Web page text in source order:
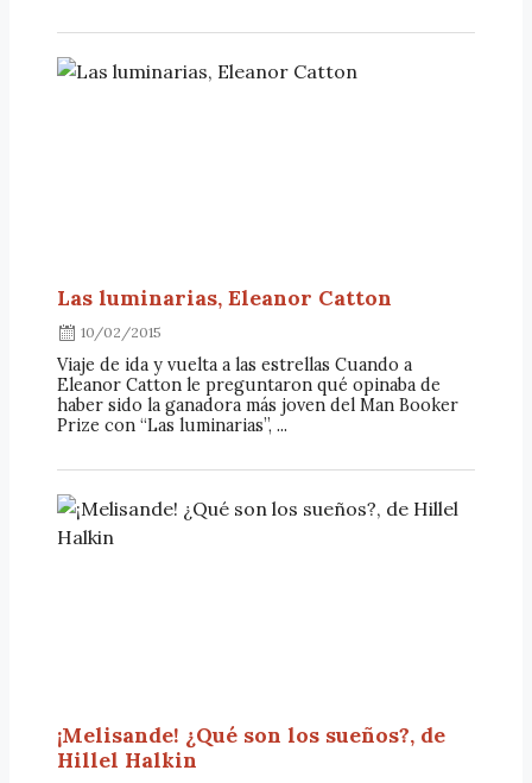
Las luminarias, Eleanor Catton
10/02/2015
Viaje de ida y vuelta a las estrellas Cuando a
Eleanor Catton le preguntaron qué opinaba de
haber sido la ganadora más joven del Man Booker
Prize con “Las luminarias”, ...
¡Melisande! ¿Qué son los sueños?, de
Hillel Halkin